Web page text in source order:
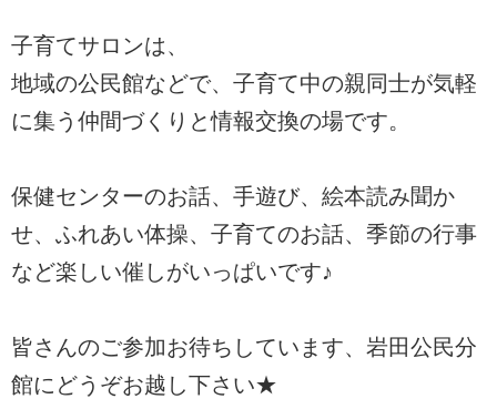
子育てサロンは、
地域の公民館などで、子育て中の親同士が気軽
に集う仲間づくりと情報交換の場です。
保健センターのお話、手遊び、絵本読み聞か
せ、ふれあい体操、子育てのお話、季節の行事
など楽しい催しがいっぱいです♪
皆さんのご参加お待ちしています、岩田公民分
館にどうぞお越し下さい★